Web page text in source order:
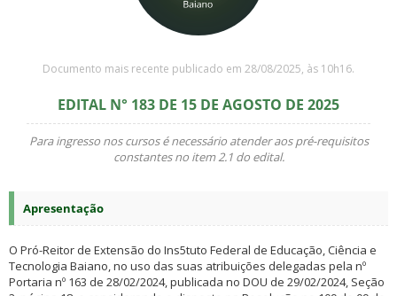
Documento mais recente publicado em 28/08/2025, às 10h16.
EDITAL N° 183 DE 15 DE AGOSTO DE 2025
Para ingresso nos cursos é necessário atender aos pré-requisitos
constantes no item 2.1 do edital.
Apresentação
O Pró-Reitor de Extensão do Ins5tuto Federal de Educação, Ciência e
Tecnologia Baiano, no uso das suas atribuições delegadas pela nº
Portaria nº 163 de 28/02/2024, publicada no DOU de 29/02/2024, Seção